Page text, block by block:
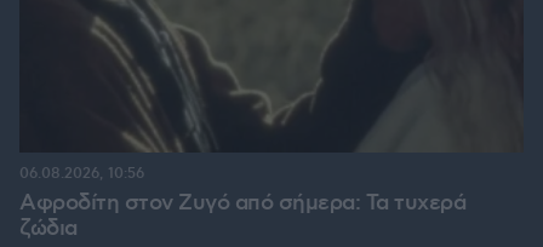
Αφροδίτη στον Ζυγό από σήμερα: Τα τυχερά
ζώδια
06.08.2026, 10:56